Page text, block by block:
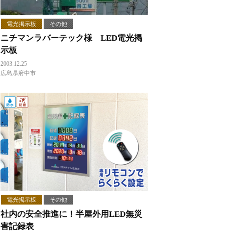
電光掲示板 その他
ニチマンラバーテック様 LED電光掲
示板
2003.12.25
広島県府中市
電光掲示板 その他
社内の安全推進に！半屋外用LED無災
害記録表